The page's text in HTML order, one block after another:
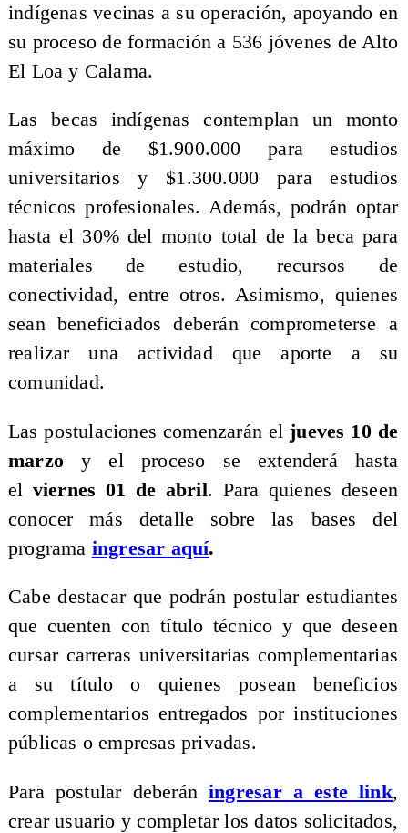
indígenas vecinas a su operación, apoyando en
su proceso de formación a 536 jóvenes de Alto
El Loa y Calama.
Las becas indígenas contemplan un monto
máximo de $1.900.000 para estudios
universitarios y $1.300.000 para estudios
técnicos profesionales. Además, podrán optar
hasta el 30% del monto total de la beca para
materiales de estudio, recursos de
conectividad, entre otros. Asimismo, quienes
sean beneficiados deberán comprometerse a
realizar una actividad que aporte a su
comunidad.
Las postulaciones comenzarán el jueves 10 de
marzoy el proceso se extenderá hasta
el viernes 01 de abril. Para quienes deseen
conocer más detalle sobre las bases del
programa ingresar aquí.
Cabe destacar que podrán postular estudiantes
que cuenten con título técnico y que deseen
cursar carreras universitarias complementarias
a su título o quienes posean beneficios
complementarios entregados por instituciones
públicas o empresas privadas.
Para postular deberáningresar a este link,
crear usuario y completar los datos solicitados,